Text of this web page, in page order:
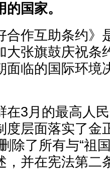
国家。
合作互助条约》
大张旗鼓庆祝条
面临的国际环境
在3月的最高人
度层面落实了金
除了所有与“祖
，并在宪法第二